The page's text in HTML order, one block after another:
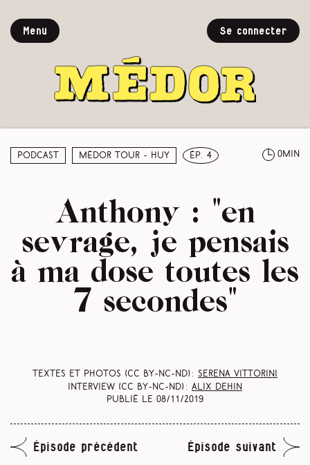
Menu Se connecter
Podcast Médor Tour - Huy ép. 4 0min
Anthony : "en
sevrage, je pensais
à ma dose toutes les
7 secondes"
Textes et photos (CC BY-NC-ND) : Serena Vittorini
Interview (CC BY-NC-ND) : Alix Dehin
Publié le 08/11/2019
Épisode précédent Épisode suivant